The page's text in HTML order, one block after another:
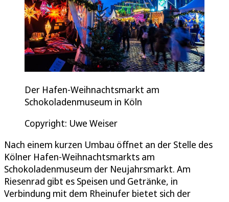
Der Hafen-Weihnachtsmarkt am
Schokoladenmuseum in Köln
Copyright: Uwe Weiser
Nach einem kurzen Umbau öffnet an der Stelle des
Kölner Hafen-Weihnachtsmarkts am
Schokoladenmuseum der Neujahrsmarkt. Am
Riesenrad gibt es Speisen und Getränke, in
Verbindung mit dem Rheinufer bietet sich der